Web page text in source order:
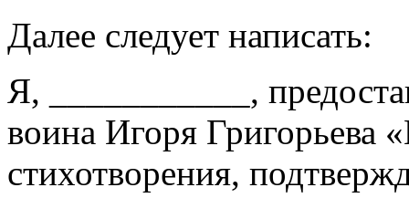
Далее следует написать:
Я, ___________,
воина Игоря
стихотворения,